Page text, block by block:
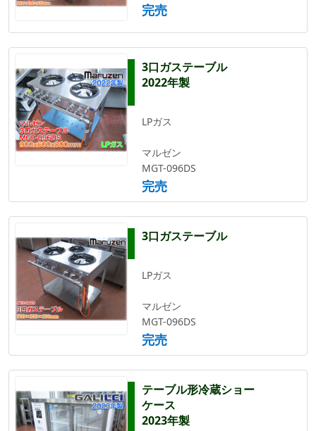
完売
3口ガステーブル
2022年製
LPガス
マルゼン
MGT-096DS
完売
3口ガステーブル
LPガス
マルゼン
MGT-096DS
完売
テーブル形冷蔵ショー
ケース
2023年製